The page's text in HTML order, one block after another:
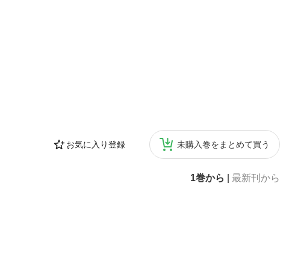
お気に入り登録 未購入巻をまとめて買う
1巻から 最新刊から